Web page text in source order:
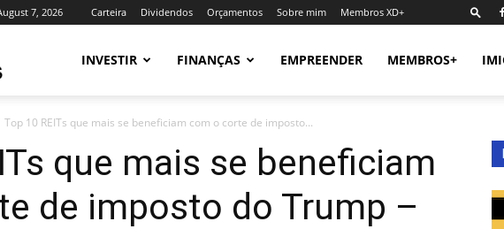
7, 2026 Carteira Dividendos Orçamentos Sobre mim Membros XD+
de
Dividendos
INVESTIR FINANÇAS EMPREENDER MEMBROS+
Top 10 REITs que mais se beneficiam com o corte de imposto...
que mais se beneficiam
de imposto do Trump –